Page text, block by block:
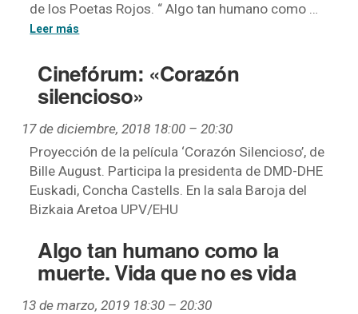
de los Poetas Rojos. “ Algo tan humano como …
Cinefórum: «Corazón
silencioso»
17 de diciembre, 2018 18:00 –20:30
Proyección de la película ‘Corazón Silencioso’, de
Bille August. Participa la presidenta de DMD-DHE
Euskadi, Concha Castells. En la sala Baroja del
Bizkaia Aretoa UPV/EHU
Algo tan humano como la
muerte. Vida que no es vida
13 de marzo, 2019 18:30 –20:30